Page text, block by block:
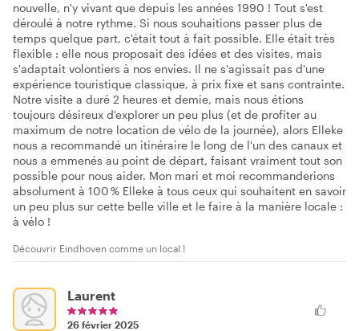
nouvelle, n'y vivant que depuis les années 1990 ! Tout s'est
déroulé à notre rythme. Si nous souhaitions passer plus de
temps quelque part, c'était tout à fait possible. Elle était très
flexible : elle nous proposait des idées et des visites, mais
s'adaptait volontiers à nos envies. Il ne s'agissait pas d'une
expérience touristique classique, à prix fixe et sans contrainte.
Notre visite a duré 2 heures et demie, mais nous étions
toujours désireux d'explorer un peu plus (et de profiter au
maximum de notre location de vélo de la journée), alors Elleke
nous a recommandé un itinéraire le long de l'un des canaux et
nous a emmenés au point de départ, faisant vraiment tout son
possible pour nous aider. Mon mari et moi recommanderions
absolument à 100 % Elleke à tous ceux qui souhaitent en savoir
un peu plus sur cette belle ville et le faire à la manière locale :
à vélo !
Découvrir Eindhoven comme un local !
Laurent
26 février 2025